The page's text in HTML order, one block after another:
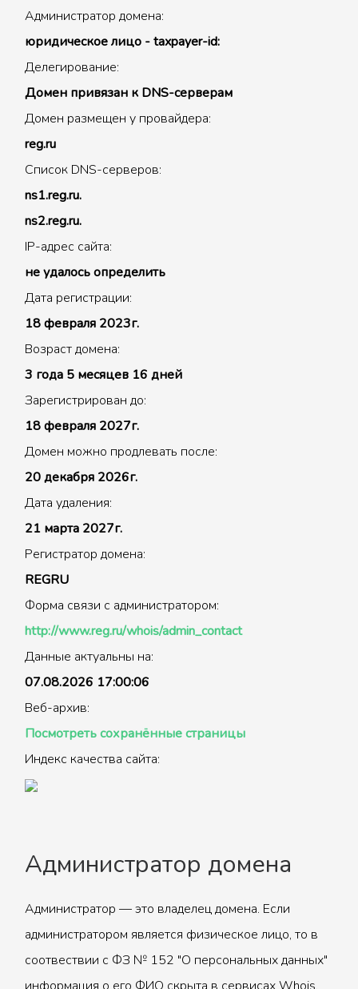
Администратор домена:
юридическое лицо - taxpayer-id:
Делегирование:
Домен привязан к DNS-серверам
Домен размещен у провайдера:
reg.ru
Список DNS-серверов:
ns1.reg.ru.
ns2.reg.ru.
IP-адрес сайта:
не удалось определить
Дата регистрации:
18 февраля 2023г.
Возраст домена:
3 года 5 месяцев 16 дней
Зарегистрирован до:
18 февраля 2027г.
Домен можно продлевать после:
20 декабря 2026г.
Дата удаления:
21 марта 2027г.
Регистратор домена:
REGRU
Форма связи с администратором:
http://www.reg.ru/whois/admin_contact
Данные актуальны на:
07.08.2026 17:00:06
Веб-архив:
Посмотреть сохранённые страницы
Индекс качества сайта:
Администратор домена
Администратор — это владелец домена. Если
администратором является физическое лицо, то в
соотвествии с ФЗ № 152 "О персональных данных"